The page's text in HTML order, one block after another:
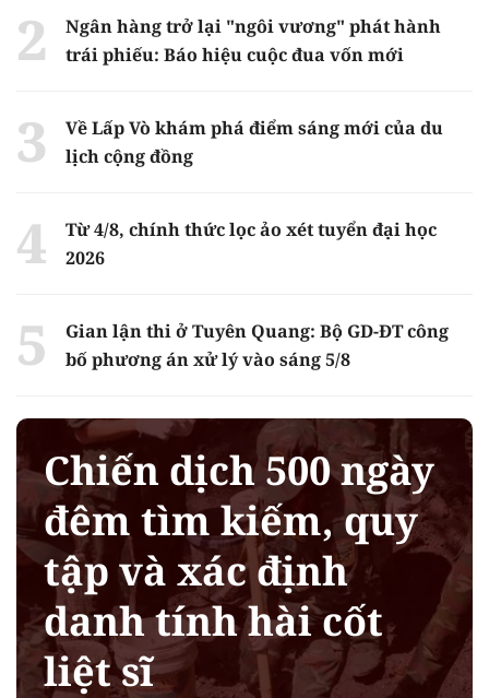
Ngân hàng trở lại "ngôi vương" phát hành
trái phiếu: Báo hiệu cuộc đua vốn mới
Về Lấp Vò khám phá điểm sáng mới của du
lịch cộng đồng
Từ 4/8, chính thức lọc ảo xét tuyển đại học
2026
Gian lận thi ở Tuyên Quang: Bộ GD-ĐT công
bố phương án xử lý vào sáng 5/8
Chiến dịch 500 ngày
đêm tìm kiếm, quy
tập và xác định
danh tính hài cốt
liệt sĩ